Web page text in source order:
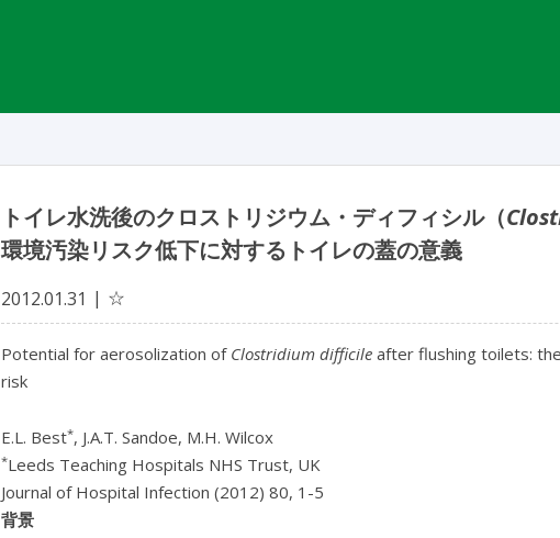
トイレ水洗後のクロストリジウム・ディフィシル（
環境汚染リスク低下に対するトイレの蓋の意義
2012.01.31 ☆
Potential for aerosolization of Clostridium difficile after flushing toilets:
risk
E.L. Best*, J.A.T. Sandoe, M.H. Wilcox
*Leeds Teaching Hospitals NHS Trust, UK
Journal of Hospital Infection (2012) 80, 1-5
背景